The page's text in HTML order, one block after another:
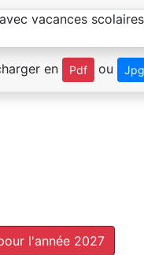
en Pdf ou Jpg
l'année 2027